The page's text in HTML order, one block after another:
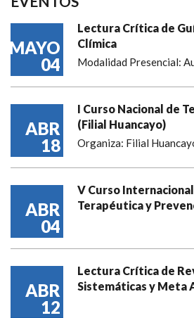
MAYO
04
Lectura Crítica de
Clímica
Modalidad Presencial:
ABR
18
I Curso Nacional de
(Filial Huancayo)
Organiza: Filial
ABR
04
V Curso
Terapéutica y
ABR
12
Lectura Crítica de
Sistemáticas y Meta